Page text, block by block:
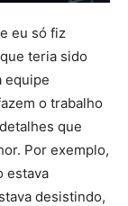
eu só fiz
teria sido
equipe
o trabalho
que
Por exemplo,
estava
desistindo,